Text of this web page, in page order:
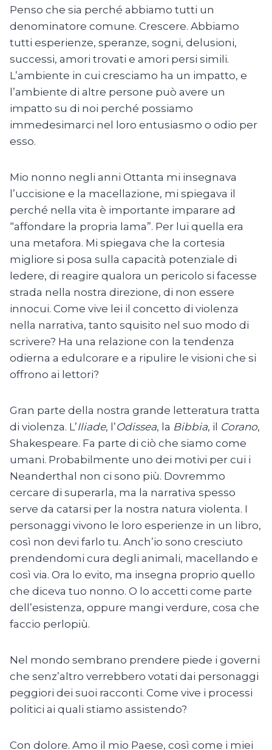
Penso che sia perché abbiamo tutti un
denominatore comune. Crescere. Abbiamo
tutti esperienze, speranze, sogni, delusioni,
successi, amori trovati e amori persi simili.
L’ambiente in cui cresciamo ha un impatto, e
l’ambiente di altre persone può avere un
impatto su di noi perché possiamo
immedesimarci nel loro entusiasmo o odio per
esso.
Mio nonno negli anni Ottanta mi insegnava
l’uccisione e la macellazione, mi spiegava il
perché nella vita è importante imparare ad
“affondare la propria lama”. Per lui quella era
una metafora. Mi spiegava che la cortesia
migliore si posa sulla capacità potenziale di
ledere, di reagire qualora un pericolo si facesse
strada nella nostra direzione, di non essere
innocui. Come vive lei il concetto di violenza
nella narrativa, tanto squisito nel suo modo di
scrivere? Ha una relazione con la tendenza
odierna a edulcorare e a ripulire le visioni che si
offrono ai lettori?
Gran parte della nostra grande letteratura tratta
di violenza. L’Iliade, l’Odissea, la Bibbia, il Corano,
Shakespeare. Fa parte di ciò che siamo come
umani. Probabilmente uno dei motivi per cui i
Neanderthal non ci sono più. Dovremmo
cercare di superarla, ma la narrativa spesso
serve da catarsi per la nostra natura violenta. I
personaggi vivono le loro esperienze in un libro,
così non devi farlo tu. Anch’io sono cresciuto
prendendomi cura degli animali, macellando e
così via. Ora lo evito, ma insegna proprio quello
che diceva tuo nonno. O lo accetti come parte
dell’esistenza, oppure mangi verdure, cosa che
faccio perlopiù.
Nel mondo sembrano prendere piede i governi
che senz’altro verrebbero votati dai personaggi
peggiori dei suoi racconti. Come vive i processi
politici ai quali stiamo assistendo?
Con dolore. Amo il mio Paese, così come i miei